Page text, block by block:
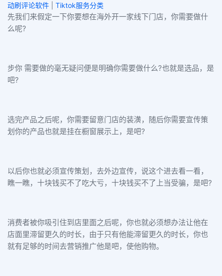
动刷评论软件
Tiktok服务分类
先我们来假定一下你要想在海外开一家线下门店，你需要做什
么呢?
步你 需要做的毫无疑问便是明确你需要做什么?也就是选品，是
吧?
选完产品之后呢，你需要留意门店的装潢，随后你需要宣传策
划你的产品也就是挂在橱窗展示上，是吧?
以后你也就必须宣传策划，去外边宣传，说这个进去看一看，
瞧一瞧，十块钱买不了吃大亏，十块钱买不了上当受骗，是吧?
消费者被你吸引住到店里面之后呢，你也就必须想办法让他在
店面里滞留更久的时长，由于只有他能滞留更久的时长，你也
就有足够的时间去营销推广他是吧，使他购物。